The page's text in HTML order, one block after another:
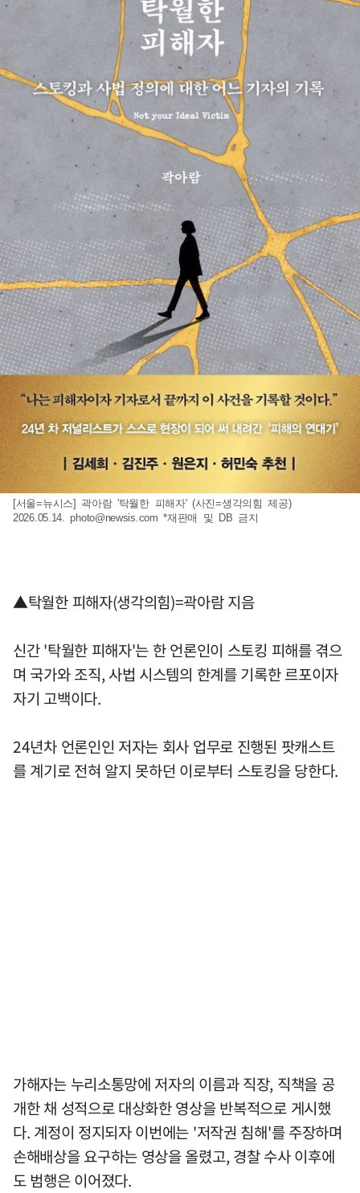
[서울=뉴시스] 곽아람 '탁월한 피해자' (사진=생각의힘 제공)
2026.05.14.photo@newsis.com *재판매 및 DB 금지
▲탁월한 피해자(생각의힘)=곽아람 지음
신간 '탁월한 피해자'는 한 언론인이 스토킹 피해를 겪으
며 국가와 조직, 사법 시스템의 한계를 기록한 르포이자
자기 고백이다.
24년차 언론인인 저자는 회사 업무로 진행된 팟캐스트
를 계기로 전혀 알지 못하던 이로부터 스토킹을 당한다.
가해자는 누리소통망에 저자의 이름과 직장, 직책을 공
개한 채 성적으로 대상화한 영상을 반복적으로 게시했
다. 계정이 정지되자 이번에는 '저작권 침해'를 주장하며
손해배상을 요구하는 영상을 올렸고, 경찰 수사 이후에
도 범행은 이어졌다.